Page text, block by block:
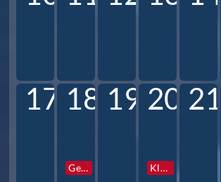
17 18
Gesamtkonferenz
19 20
Klassen und Profilstunden
21